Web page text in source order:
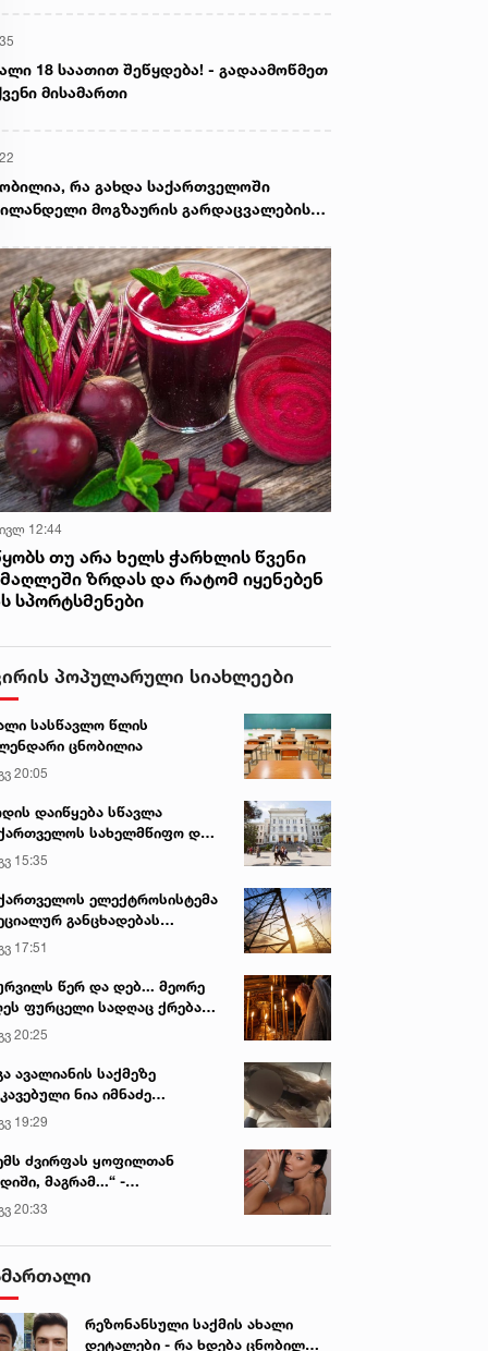
წარმოაჩენს, შენი სიტყვები
და რუსული სააგენტოების მიერ
წაღებული და ყველა ქართველს
18 საათით შეწყდება! - გადაამოწმეთ
მისამართი
რა გახდა საქართველოში
მოგზაურის გარდაცვალების
12:44
თუ არა ხელს ჭარხლის წვენი
ზრდას და რატომ იყენებენ
სპორტსმენები
პოპულარული სიახლეები
სასწავლო წლის
ცნობილია
20:05
დაიწყება სწავლა
სახელმწიფო და
უნივერსიტეტებში
15:35
ელექტროსისტემა
განცხადებას
17:51
წერ და დებ... მეორე
ფურცელი სადღაც ქრება
სურვილი სრულდება...“ -
ტაძარი შიდა
20:25
ავალიანის საქმეზე
ნია იმნაძე
გადაჰყავთ
19:29
ძვირფას ყოფილთან
მაგრამ...“ -
პაიჭაძის
აღიარება
20:33
რეზონანსული საქმის ახალი
დეტალები - რა ხდება ცნობილი